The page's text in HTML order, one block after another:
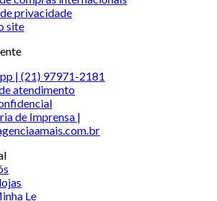
privacidade
site
| (21) 97971-2181
atendimento
de Imprensa |
Le